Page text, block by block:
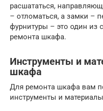
расшататься,
– отломаться, а замки –
фурнитуры – это один из
ремонта шкафа.
Инструменты и
шкафа
Для ремонта шкафа вам
инструменты и